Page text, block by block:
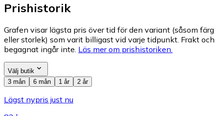
Prishistorik
Grafen visar lägsta pris över tid för den variant (såsom färg
eller storlek) som varit billigast vid varje tidpunkt. Frakt och
begagnat ingår inte. Läs mer om prishistoriken.
Välj butik
3 mån
6 mån 1 år 2 år
Lägst nypris just nu